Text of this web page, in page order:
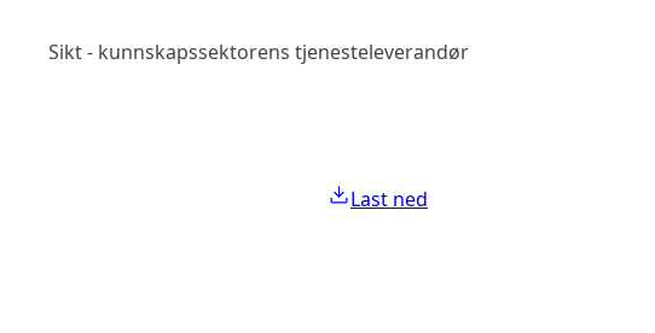
Sikt - kunnskapssektorens tjenesteleverandør
Last ned